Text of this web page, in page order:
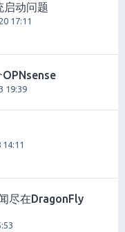
启动问题
17:11
19:39
尽在DragonFly